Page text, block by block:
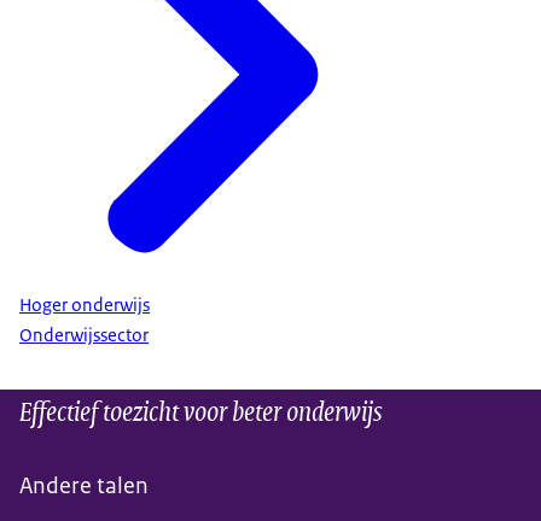
Hoger onderwijs
Onderwijssector
Effectief toezicht voor beter onderwijs
Andere talen